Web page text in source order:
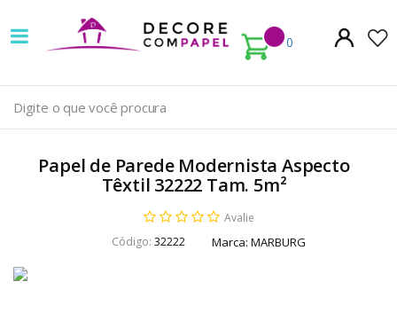
0
Decore
com
papel
é
pioneira
venda
Papel de Parede Modernista Aspecto
Têxtil 32222 Tam. 5m²
Avalie
Código: 32222 Marca: MARBURG